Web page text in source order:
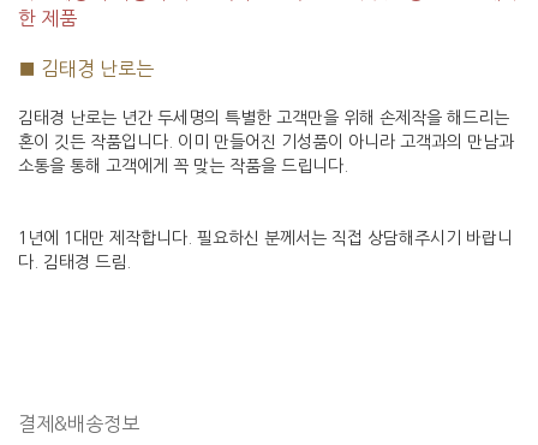
한 제품
■ 김태경 난로는
김태경 난로는 년간 두세명의 특별한 고객만을 위해 손제작을 해드리는
혼이 깃든 작품입니다. 이미 만들어진 기성품이 아니라 고객과의 만남과
소통을 통해 고객에게 꼭 맞는 작품을 드립니다.
1년에 1대만 제작합니다. 필요하신 분께서는 직접 상담해주시기 바랍니
다. 김태경 드림.
결제&배송정보